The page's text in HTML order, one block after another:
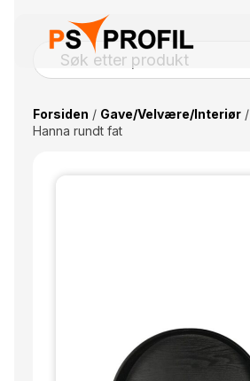
Forsiden / Gave/Velvære/Interiør/
Hanna rundt fat